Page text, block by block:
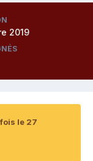
2019
le 27